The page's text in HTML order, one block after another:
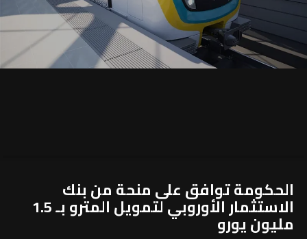
الحكومة توافق على منحة من بنك
الاستثمار الأوروبي لتمويل المترو بـ 1.5
مليون يورو